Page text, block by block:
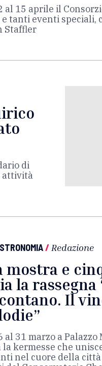
al 15 aprile il
tanti eventi speciali,
Staffler
di
attività
/ Redazione
mostra e
la
Il
al 31 marzo a
la kermesse che
nel cuore della